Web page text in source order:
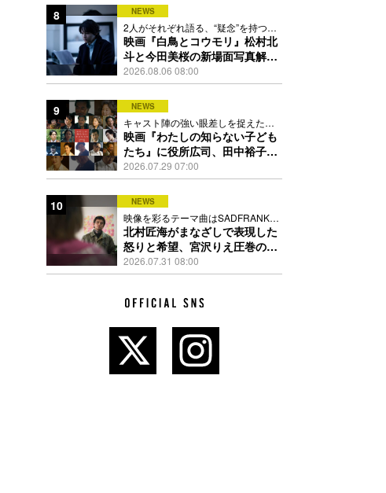
8 NEWS
2人がそれぞれ語る、“疑念”を持つこ
との苦しさとは
映画『白鳥とコウモリ』松村北
斗と今田美桜の新場面写真解
禁、事件前後で一変する表情捉
えた全4点
2026.08.06 08:00
9 NEWS
キャスト陣の強い眼差しを捉えたポ
スター、本予告も解禁
映画『わたしの知らない子ども
たち』に役所広司、田中裕子、
岡田准一、吉田羊、坂東龍汰ら
13人
2026.07.29 07:00
10 NEWS
映像を彩るテーマ曲はSADFRANKが
歌う「愛の讃歌」カバー
北村匠海がまなざしで表現した
怒りと希望、宮沢りえ圧巻の演
技が光る『しびれ』90秒予告解
禁
2026.07.31 08:00